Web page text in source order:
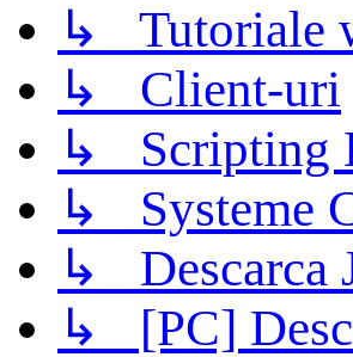
↳ Tutoriale
↳ Client-uri
↳ Scripting
↳ Systeme
↳ Descarca
↳ [PC]